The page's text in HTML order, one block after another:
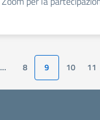
… 8 9 10 11